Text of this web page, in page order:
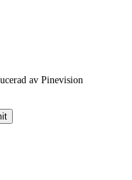
av Pinevision